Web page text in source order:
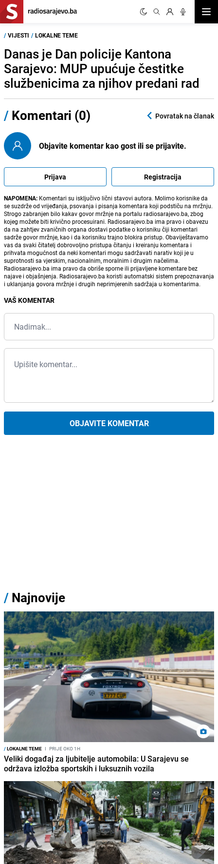
/ VIJESTI / LOKALNE TEME
Danas je Dan policije Kantona
Sarajevo: MUP upućuje čestitke
službenicima za njihov predani rad
/ Komentari (0) Povratak na članak
Objavite komentar kao gost ili se prijavite.
Prijava Registracija
NAPOMENA: Komentari su isključivo lični stavovi autora. Molimo korisnike da
se suzdrže od vrijeđanja, psovanja i pisanja komentara koji podstiču na mržnju.
Strogo zabranjen bilo kakav govor mržnje na portalu radiosarajevo.ba, zbog
kojeg možete biti krivično procesuirani. Radiosarajevo.ba ima pravo i obavezu
da na zahtjev zvaničnih organa dostavi podatke o korisniku čiji komentari
sadrže govor mržnje, kao i da korisniku trajno blokira pristup. Obaviještavamo
vas da svaki čitatelj dobrovoljno pristupa čitanju i kreiranju komentara i
prihvata mogućnost da neki komentari mogu sadržavati narativ koji je u
suprotnosti sa vjerskim, nacionalnim, moralnim i drugim načelima.
Radiosarajevo.ba ima pravo da obriše sporne ili prijavljene komentare bez
najave i objašnjenja. Radiosarajevo.ba koristi automatski sistem prepoznavanja
i uklanjanja govora mržnje i drugih neprimjerenih sadržaja u komentarima.
VAŠ KOMENTAR
OBJAVITE KOMENTAR
/ Najnovije
/LOKALNE TEME I PRIJE OKO 1H
Veliki događaj za ljubitelje automobila: U Sarajevu se
održava izložba sportskih i luksuznih vozila